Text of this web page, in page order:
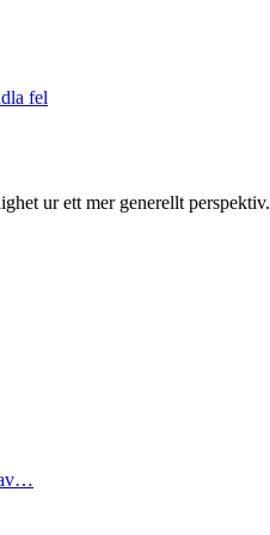
fel
ur ett mer generellt perspektiv.